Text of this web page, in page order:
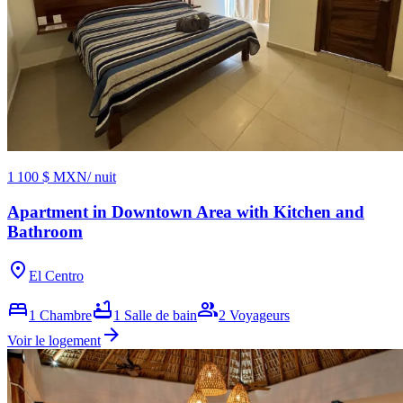
1 100 $ MXN/ nuit
Apartment in Downtown Area with Kitchen and
Bathroom
location_on El Centro
bed1 Chambrebathtub1 Salle de baingroup2 Voyageurs
Voir le logement arrow_forward